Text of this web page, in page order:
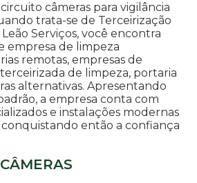
câmeras para vigilância
trata-se de Terceirização
Serviços, você encontra
empresa de limpeza
remotas, empresas de
de limpeza, portaria
alternativas. Apresentando
a empresa conta com
e instalações modernas
então a confiança